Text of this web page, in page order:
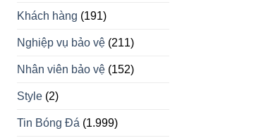
Khách hàng (191)
Nghiệp vụ bảo vệ(211)
Nhân viên bảo vệ(152)
Style(2)
Tin Bóng Đá (1.999)